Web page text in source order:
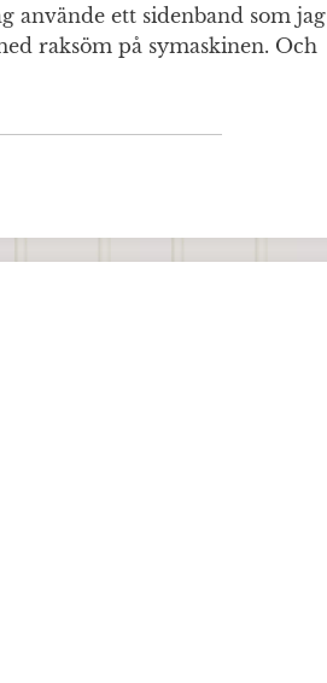
använde ett sidenband som jag
raksöm på symaskinen. Och